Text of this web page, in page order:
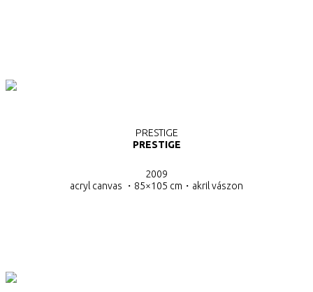
PRESTIGE
PRESTIGE
2009
acryl canvas ・85×105 cm・akril vászon